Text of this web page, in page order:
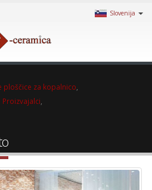
Slovenija
ploščice za kopalnico
Proizvajalci